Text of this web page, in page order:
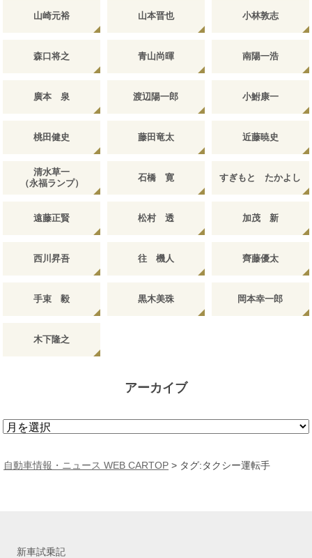
山崎元裕 山本晋也 小林敦志
森口将之 青山尚暉 南陽一浩
廣本 泉 渡辺陽一郎 小鮒康一
桃田健史 藤田竜太 近藤暁史
清水草一
（永福ランプ）
石橋 寛 すぎもと たかよし
遠藤正賢 松村 透 加茂 新
西川昇吾 往 機人 齊藤優太
手束 毅 黒木美珠 岡本幸一郎
木下隆之
アーカイブ
ア
カ
自動車情報・ニュース WEB CARTOP > タグ:タクシー運転手
新車試乗記